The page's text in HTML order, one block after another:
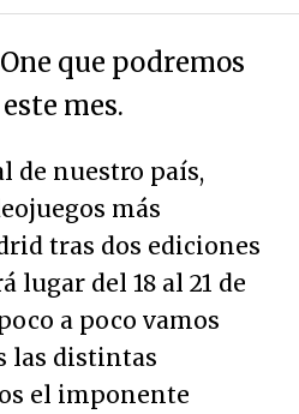
que podremos
mes.
de nuestro país,
más
tras dos ediciones
lugar del 18 al 21 de
a poco vamos
las distintas
el imponente